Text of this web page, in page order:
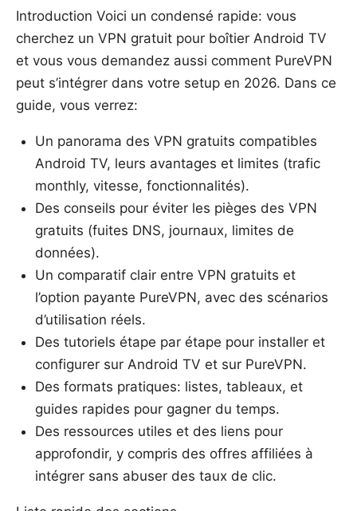
Introduction Voici un condensé rapide: vous
cherchez un VPN gratuit pour boîtier Android TV
et vous vous demandez aussi comment PureVPN
peut s’intégrer dans votre setup en 2026. Dans ce
guide, vous verrez:
Un panorama des VPN gratuits compatibles
Android TV, leurs avantages et limites (trafic
monthly, vitesse, fonctionnalités).
Des conseils pour éviter les pièges des VPN
gratuits (fuites DNS, journaux, limites de
données).
Un comparatif clair entre VPN gratuits et
l’option payante PureVPN, avec des scénarios
d’utilisation réels.
Des tutoriels étape par étape pour installer et
configurer sur Android TV et sur PureVPN.
Des formats pratiques: listes, tableaux, et
guides rapides pour gagner du temps.
Des ressources utiles et des liens pour
approfondir, y compris des offres affiliées à
intégrer sans abuser des taux de clic.